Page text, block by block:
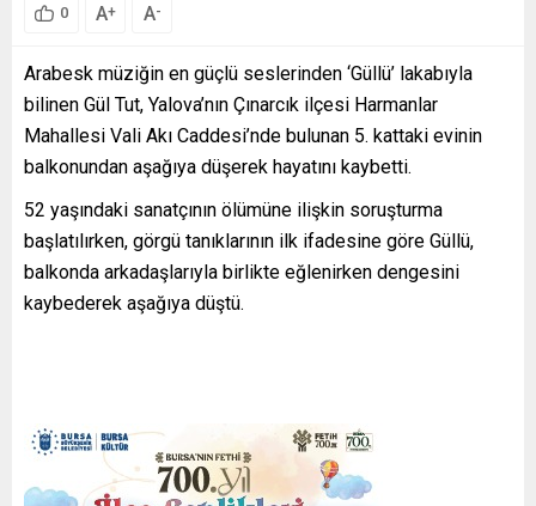
0 A+ A-
Arabesk müziğin en güçlü seslerinden ‘Güllü’ lakabıyla
bilinen Gül Tut, Yalova’nın Çınarcık ilçesi Harmanlar
Mahallesi Vali Akı Caddesi’nde bulunan 5. kattaki evinin
balkonundan aşağıya düşerek hayatını kaybetti.
52 yaşındaki sanatçının ölümüne ilişkin soruşturma
başlatılırken, görgü tanıklarının ilk ifadesine göre Güllü,
balkonda arkadaşlarıyla birlikte eğlenirken dengesini
kaybederek aşağıya düştü.